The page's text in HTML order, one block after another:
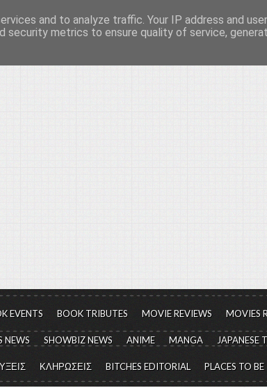
σε κάθε του μορφή και έκταση...
EVENTS BOOK TRIBUTES MOVIE REVIEWS MOVIES
NEWS SHOWBIZ NEWS ANIME MANGA JAPANESE
ΚΛΗΡΩΣΕΙΣ BITCHES EDITORIAL PLACES TO BE
and to analyze traffic. Your IP address and
security metrics to ensure quality of service,